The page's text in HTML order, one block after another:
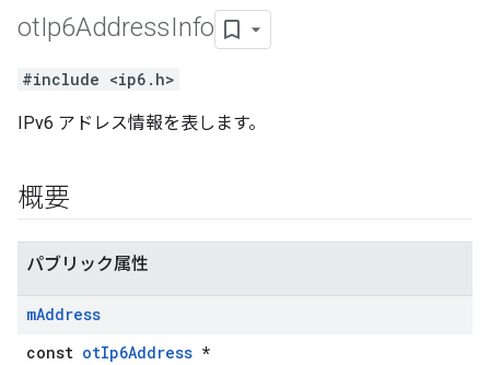
otIp6AddressInfo
#include <ip6.h>
IPv6 アドレス情報を表します。
概要
パブリック属性
mAddress
const otIp6Address *